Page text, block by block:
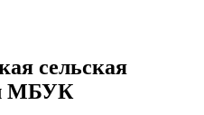
сельская
МБУК